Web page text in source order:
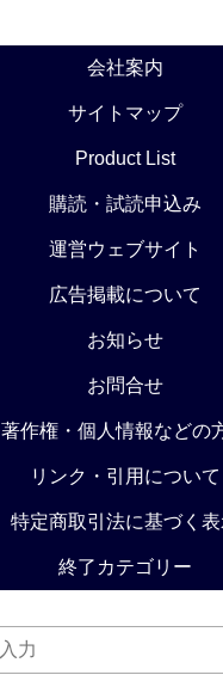
会社案内
サイトマップ
Product List
購読・試読申込み
運営ウェブサイト
広告掲載について
お知らせ
お問合せ
著作権・個人情報などの
リンク・引用について
特定商取引法に基づく
終了カテゴリー